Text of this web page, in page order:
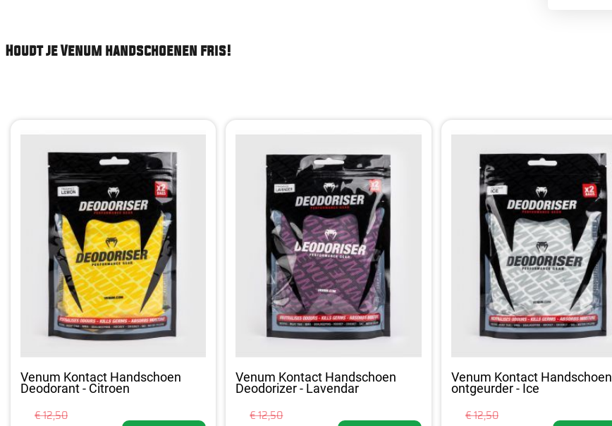
Houdt je Venum handschoenen fris!
Venum Kontact Handschoen
Deodorant - Citroen
€ 12,50
Venum Kontact Handschoen
Deodorizer - Lavendar
€ 12,50
Venum Kontact Handschoen
ontgeurder - Ice
€ 12,50